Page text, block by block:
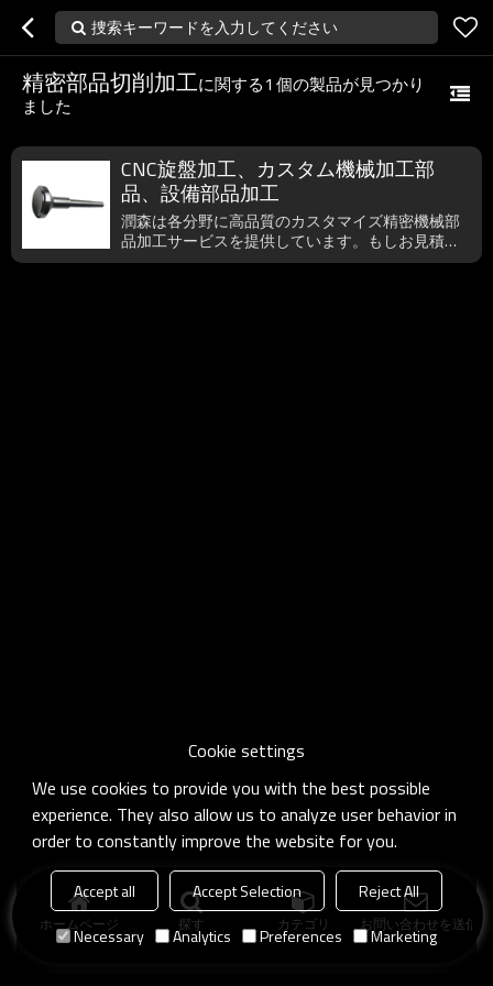
捜索キーワードを入力してください
精密部品切削加工に関する1 個の製品が見つかり
ました
CNC旋盤加工、カスタム機械加工部
品、設備部品加工
潤森は各分野に高品質のカスタマイズ精密機械部
品加工サービスを提供しています。もしお見積依
頼などのご要望がございましたら、いつでもご遠
ホームページ 探す カテゴリ お問い合わせを送信
Cookie settings
We use cookies to provide you with the best possible
experience. They also allow us to analyze user behavior in
order to constantly improve the website for you.
Accept all Accept Selection
Reject All
Necessary
Analytics Preferences Marketing